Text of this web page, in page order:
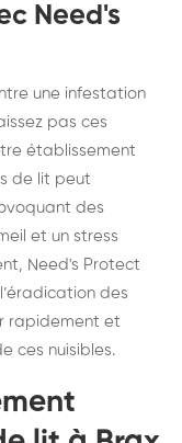
Need's
une infestation
pas ces
établissement
de lit peut
des
et un stress
Need's Protect
des
rapidement et
ces nuisibles.